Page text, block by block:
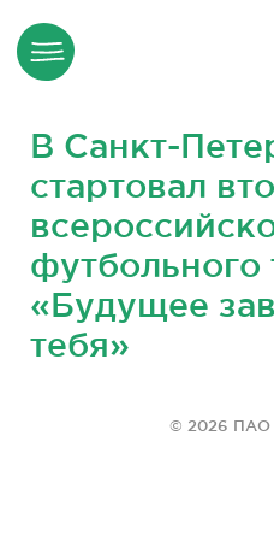
В Санкт-
стартовал
футбольного
«Будущее
тебя»
© 2026 ПАО